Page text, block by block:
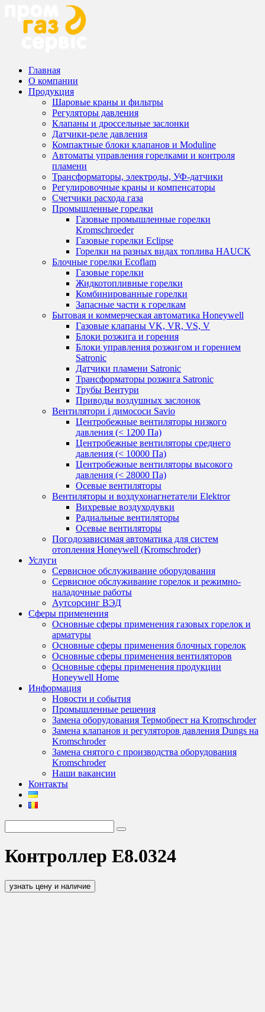
Главная
О компании
Продукция
Шаровые краны и фильтры
Регуляторы давления
Клапаны и дроссельные заслонки
Датчики-реле давления
Компактные блоки клапанов и Moduline
Автоматы управления горелками и контроля
пламени
Трансформаторы, электроды, УФ-датчики
Регулировочные краны и компенсаторы
Счетчики расхода газа
Промышленные горелки
Газовые промышленные горелки
Kromschroeder
Газовые горелки Eclipse
Горелки на разных видах топлива HAUCK
Блочные горелки Ecoflam
Газовые горелки
Жидкотопливные горелки
Комбинированные горелки
Запасные части к горелкам
Бытовая и коммерческая автоматика Honeywell
Газовые клапаны VK, VR, VS, V
Блоки розжига и горения
Блоки управления розжигом и горением
Satronic
Датчики пламени Satronic
Трансформаторы розжига Satronic
Трубы Вентури
Приводы воздушных заслонок
Вентилятори і димососи Savio
Центробежные вентиляторы низкого
давления (< 1200 Па)
Центробежные вентиляторы среднего
давления (< 10000 Па)
Центробежные вентиляторы высокого
давления (< 28000 Па)
Осевые вентиляторы
Вентиляторы и воздухонагнетатели Elektror
Вихревые воздуходувки
Радиальные вентиляторы
Осевые вентиляторы
Погодозависимая автоматика для систем
отопления Honeywell (Kromschroder)
Услуги
Сервисное обслуживание оборудования
Сервисное обслуживание горелок и режимно-
наладочные работы
Аутсорсинг ВЭД
Сферы применения
Основные сферы применения газовых горелок и
арматуры
Основные сферы применения блочных горелок
Основные сферы применения вентиляторов
Основные сферы применения продукции
Honeywell Home
Информация
Новости и события
Промышленные решения
Замена оборудования Термобрест на Kromschroder
Замена клапанов и регуляторов давления Dungs на
Kromschroder
Замена снятого с производства оборудования
Kromschroder
Наши вакансии
Контакты
Контроллер Е8.0324
узнать цену и наличие